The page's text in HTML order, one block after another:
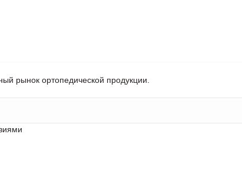
рынок ортопедической продукции.